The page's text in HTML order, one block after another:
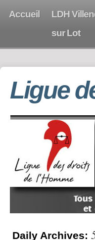
Accueil
LDH
sur Lot
Ligue
Daily Archives: